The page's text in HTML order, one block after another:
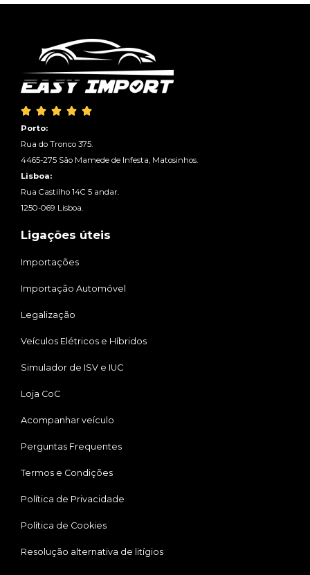
    
Porto:
Rua do Tronco 375.
4465-275 São Mamede de Infesta, Matosinhos.
Lisboa:
Rua Castilho 14C 5 andar.
1250-069 Lisboa.
Ligações úteis
Importações
Importação Automóvel
Legalização
Veículos Elétricos e Híbridos
Simulador de ISV e IUC
Loja CoC
Acompanhar veículo
Perguntas Frequentes
Termos e Condições
Política de Privacidade
Política de Cookies
Resolução alternativa de litígios